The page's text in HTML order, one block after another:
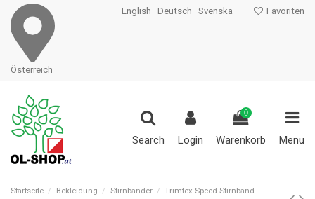
Österreich
English Deutsch Svenska Favoriten
Search Login
0
Warenkorb Menu
Startseite Bekleidung Stirnbänder
Trimtex Speed Stirnband